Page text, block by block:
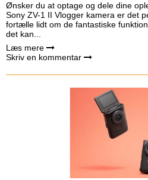
Ønsker du at optage og dele dine
Sony ZV-1 II Vlogger kamera er det
fortælle lidt om de fantastiske
det kan...
Læs mere
Skriv en kommentar